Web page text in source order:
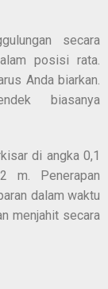
secara
posisi rata.
Anda biarkan.
biasanya
di angka 0,1
m. Penerapan
dalam waktu
menjahit secara